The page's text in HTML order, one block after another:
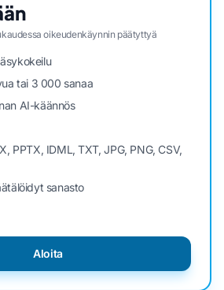
oikeudenkäynnin päätyttyä
tai 3 000 sanaa
AI-käännös
PPTX, IDML, TXT, JPG, PNG, CSV,
sanasto
Aloita